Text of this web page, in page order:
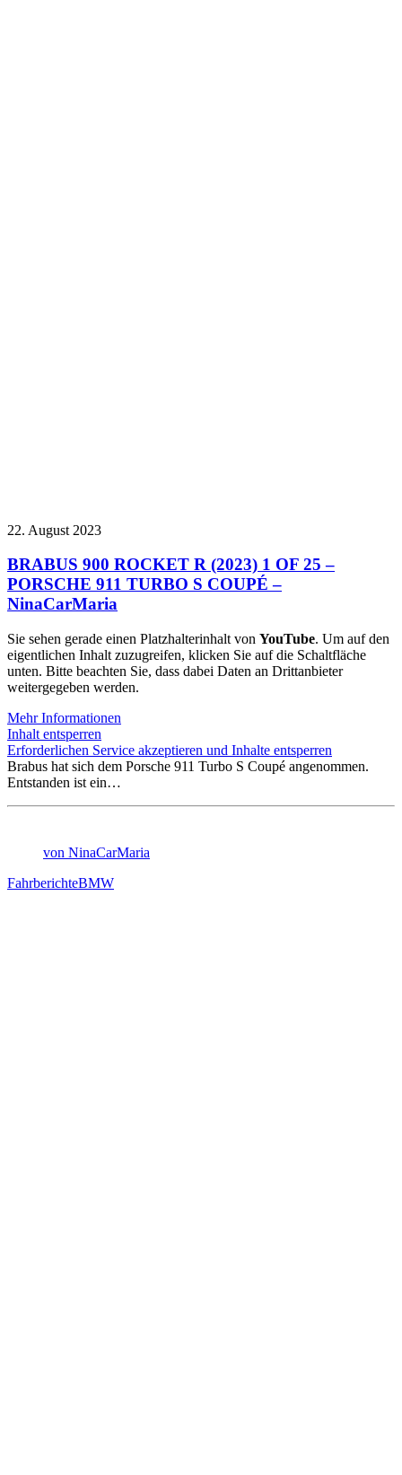
22. August 2023
BRABUS 900 ROCKET R (2023) 1 OF 25 –
PORSCHE 911 TURBO S COUPÉ –
NinaCarMaria
Sie sehen gerade einen Platzhalterinhalt von YouTube. Um auf den
eigentlichen Inhalt zuzugreifen, klicken Sie auf die Schaltfläche
unten. Bitte beachten Sie, dass dabei Daten an Drittanbieter
weitergegeben werden.
Mehr Informationen
Inhalt entsperren
Erforderlichen Service akzeptieren und Inhalte entsperren
Brabus hat sich dem Porsche 911 Turbo S Coupé angenommen.
Entstanden ist ein…
von NinaCarMaria
FahrberichteBMW